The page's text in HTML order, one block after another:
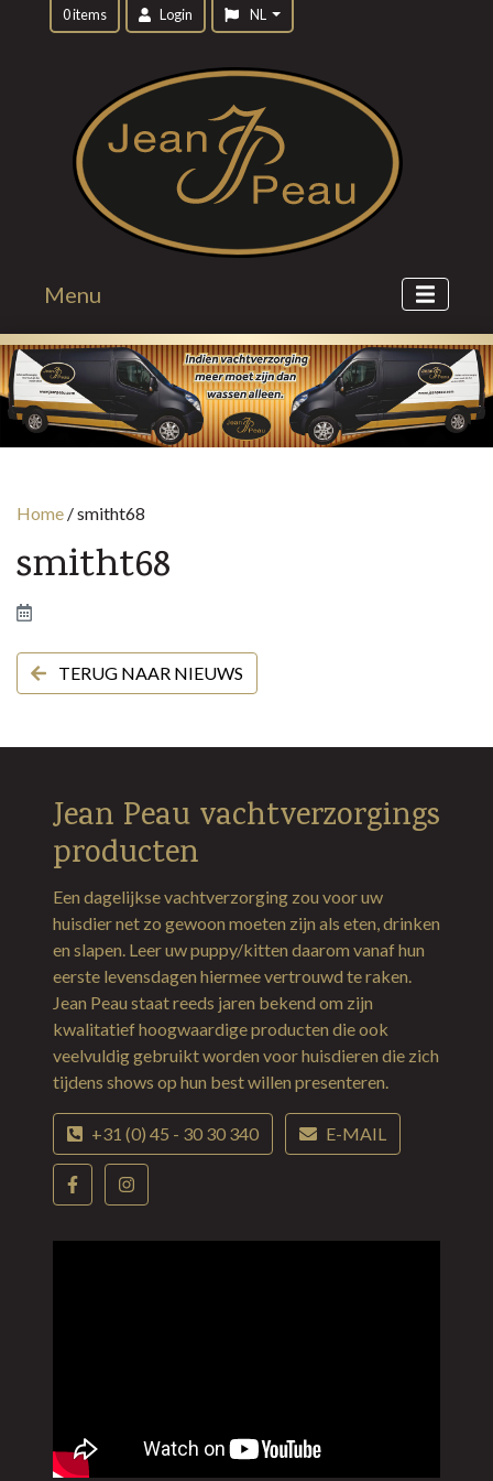
0 items Login NL
Menu
Home /smitht68
smitht68
TERUG NAAR NIEUWS
Jean Peau vachtverzorgings
producten
Een dagelijkse vachtverzorging zou voor uw
huisdier net zo gewoon moeten zijn als eten, drinken
en slapen. Leer uw puppy/kitten daarom vanaf hun
eerste levensdagen hiermee vertrouwd te raken.
Jean Peau staat reeds jaren bekend om zijn
kwalitatief hoogwaardige producten die ook
veelvuldig gebruikt worden voor huisdieren die zich
tijdens shows op hun best willen presenteren.
+31 (0) 45 - 30 30 340 E-MAIL